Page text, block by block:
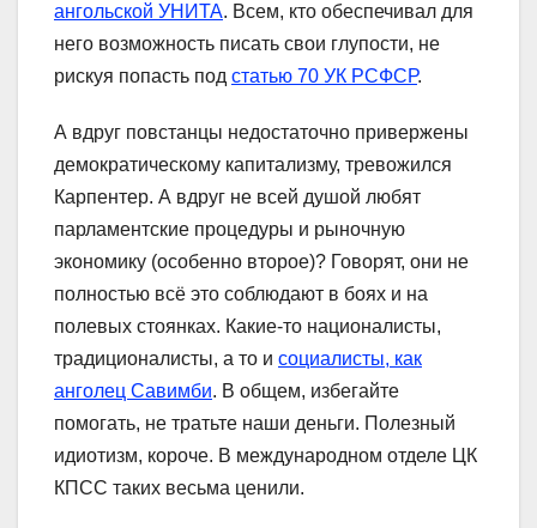
ангольской УНИТА. Всем, кто обеспечивал для
него возможность писать свои глупости, не
рискуя попасть под статью 70 УК РСФСР.
А вдруг повстанцы недостаточно привержены
демократическому капитализму, тревожился
Карпентер. А вдруг не всей душой любят
парламентские процедуры и рыночную
экономику (особенно второе)? Говорят, они не
полностью всё это соблюдают в боях и на
полевых стоянках. Какие-то националисты,
традиционалисты, а то и социалисты, как
анголец Савимби. В общем, избегайте
помогать, не тратьте наши деньги. Полезный
идиотизм, короче. В международном отделе ЦК
КПСС таких весьма ценили.